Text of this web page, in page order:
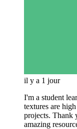
il y a 1 jour
I'm a student
textures are
projects. Thank
amazing